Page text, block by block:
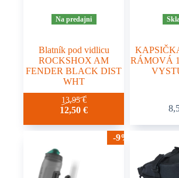
Na predajni
Blatník pod vidlicu
ROCKSHOX AM
FENDER BLACK DIST
WHT
13,95€
12,50€
RÁMOVÁ
-9%